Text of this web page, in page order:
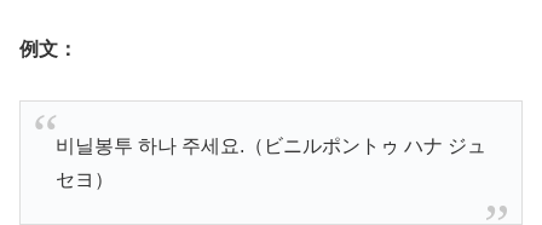
例文：
비닐봉투 하나 주세요.（ビニルポントゥ ハナ ジュ
セヨ）